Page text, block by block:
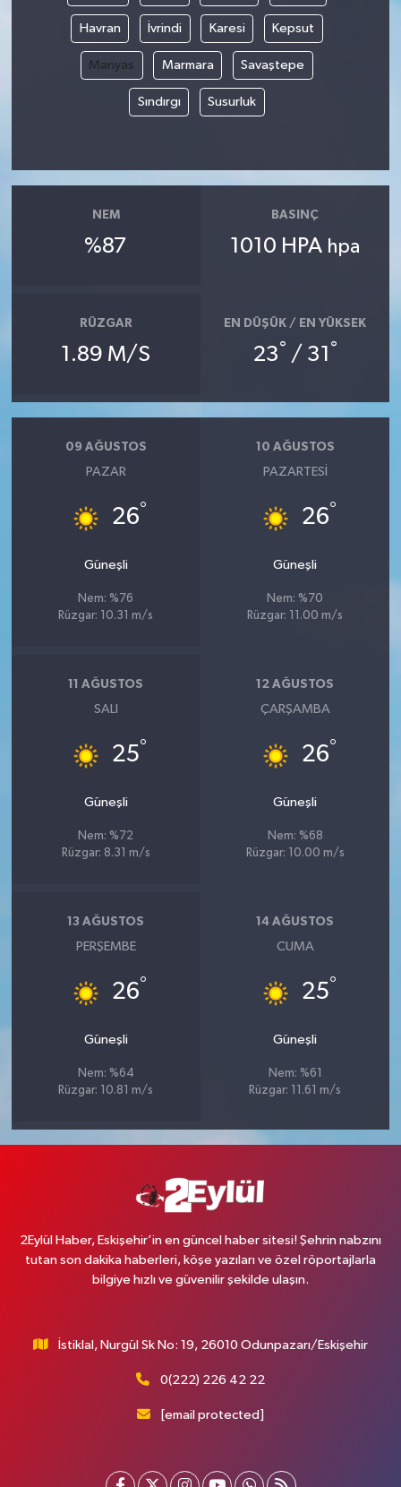
Havran İvrindi Karesi Kepsut
Manyas Marmara Savaştepe
Sındırgı Susurluk
NEM
%87
BASINÇ
1010 HPA hpa
RÜZGAR
1.89 M/S
EN DÜŞÜK / EN YÜKSEK
23° / 31 °
09 AĞUSTOS
PAZAR
26°
Güneşli
Nem: %76
Rüzgar: 10.31 m/s
10 AĞUSTOS
PAZARTESI
26°
Güneşli
Nem: %70
Rüzgar: 11.00 m/s
11 AĞUSTOS
SALI
25°
Güneşli
Nem: %72
Rüzgar: 8.31 m/s
12 AĞUSTOS
ÇARŞAMBA
26°
Güneşli
Nem: %68
Rüzgar: 10.00 m/s
13 AĞUSTOS
PERŞEMBE
26°
Güneşli
Nem: %64
Rüzgar: 10.81 m/s
14 AĞUSTOS
CUMA
25°
Güneşli
Nem: %61
Rüzgar: 11.61 m/s
2Eylül Haber, Eskişehir’in en güncel haber sitesi! Şehrin nabzını
tutan son dakika haberleri, köşe yazıları ve özel röportajlarla
bilgiye hızlı ve güvenilir şekilde ulaşın.
İstiklal, Nurgül Sk No: 19, 26010 Odunpazarı/Eskişehir
0(222) 226 42 22
[email protected]